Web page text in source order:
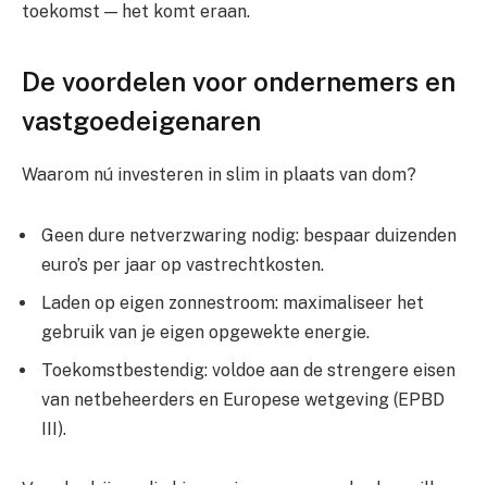
toekomst — het komt eraan.
De voordelen voor ondernemers en
vastgoedeigenaren
Waarom nú investeren in slim in plaats van dom?
Geen dure netverzwaring nodig: bespaar duizenden
euro’s per jaar op vastrechtkosten.
Laden op eigen zonnestroom: maximaliseer het
gebruik van je eigen opgewekte energie.
Toekomstbestendig: voldoe aan de strengere eisen
van netbeheerders en Europese wetgeving (EPBD
III).